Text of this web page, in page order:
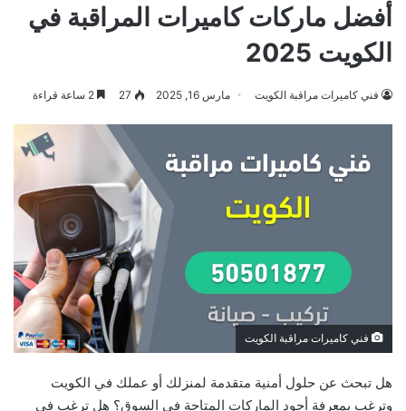
أفضل ماركات كاميرات المراقبة في
الكويت 2025
فني كاميرات مراقبة الكويت مارس 16, 2025 27
فني كاميرات مراقبة الكويت
هل تبحث عن حلول أمنية متقدمة لمنزلك أو عملك في الكويت
وترغب بمعرفة أجود الماركات المتاحة في السوق؟ هل ترغب في